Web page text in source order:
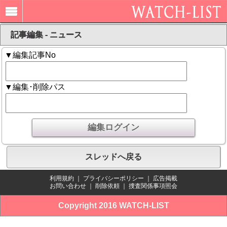
記事編集 - ニュース
▼編集記事No
▼編集･削除パス
スレッドへ戻る
利用規約 プライバシーポリシー
広告掲載
お問い合わせ
削除依頼 捜査関係事項照会
Copyright 2016 WATCH-LIST